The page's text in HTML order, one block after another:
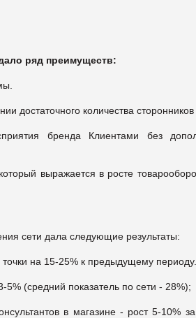
ряд преимуществ:
достаточного количества сторонников
бренда Клиентами без
выражается в росте
сети дала следующие результаты:
точки на 15-25% к предыдущему периоду.
(средний показатель по сети - 28%);
в магазине - рост 5-10%